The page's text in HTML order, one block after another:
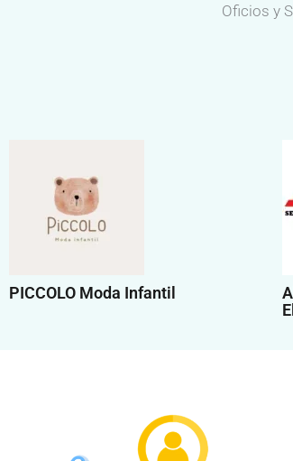
Oficios y
PICCOLO Moda Infantil